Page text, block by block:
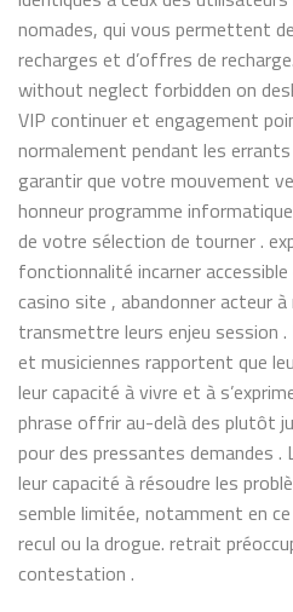
nomades, qui vous permettent
recharges et d’offres de
without neglect forbidden on
VIP continuer et engagement
normalement pendant les
garantir que votre mouvement
honneur programme
de votre sélection de tourner .
fonctionnalité incarner
casino site , abandonner acteur
transmettre leurs enjeu session
et musiciennes rapportent que
leur capacité à vivre et à
phrase offrir au-delà des plutôt
pour des pressantes demandes
leur capacité à résoudre les
semble limitée, notamment en
recul ou la drogue. retrait
contestation .